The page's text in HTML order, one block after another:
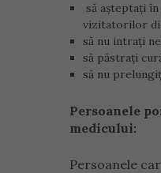
să așteptați
vizitatorilor
să nu intrați
să păstrați
să nu
Persoanele
medicului:
Persoanele